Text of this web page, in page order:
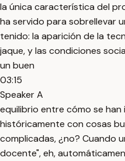
la única característica del
ha servido para sobrellevar
tenido: la aparición de la
jaque, y las condiciones
un buen
03:15
Speaker A
equilibrio entre cómo se
históricamente con cosas
complicadas, ¿no? Cuando
docente", eh,